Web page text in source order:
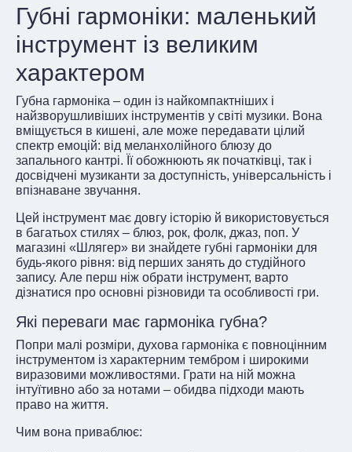
Губні гармоніки: маленький
інструмент із великим
характером
Губна гармоніка – один із найкомпактніших і
найзворушливіших інструментів у світі музики. Вона
вміщується в кишені, але може передавати цілий
спектр емоцій: від меланхолійного блюзу до
запального кантрі. Її обожнюють як початківці, так і
досвідчені музиканти за доступність, універсальність і
впізнаване звучання.
Цей інструмент має довгу історію й використовується
в багатьох стилях – блюз, рок, фолк, джаз, поп. У
магазині «Шлягер» ви знайдете губні гармоніки для
будь-якого рівня: від перших занять до студійного
запису. Але перш ніж обрати інструмент, варто
дізнатися про основні різновиди та особливості гри.
Які переваги має гармоніка губна?
Попри малі розміри, духова гармоніка є повноцінним
інструментом із характерним тембром і широкими
виразовими можливостями. Грати на ній можна
інтуїтивно або за нотами – обидва підходи мають
право на життя.
Чим вона приваблює: